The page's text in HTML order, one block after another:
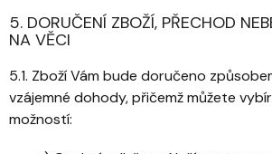
5. DORUČENÍ ZBOŽÍ, PŘECHOD
NA VĚCI
5.1. Zboží Vám bude doručeno
vzájemné dohody, přičemž můžete
možností: